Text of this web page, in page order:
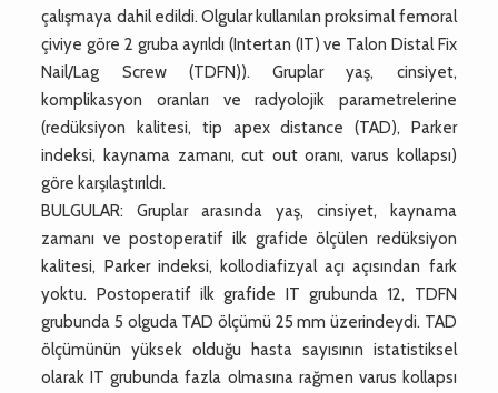
çalışmaya dahil edildi. Olgular kullanılan proksimal femoral
çiviye göre 2 gruba ayrıldı (Intertan (IT) ve Talon Distal Fix
Nail/Lag Screw (TDFN)). Gruplar yaş, cinsiyet,
komplikasyon oranları ve radyolojik parametrelerine
(redüksiyon kalitesi, tip apex distance (TAD), Parker
indeksi, kaynama zamanı, cut out oranı, varus kollapsı)
göre karşılaştırıldı.
BULGULAR: Gruplar arasında yaş, cinsiyet, kaynama
zamanı ve postoperatif ilk grafide ölçülen redüksiyon
kalitesi, Parker indeksi, kollodiafizyal açı açısından fark
yoktu. Postoperatif ilk grafide IT grubunda 12, TDFN
grubunda 5 olguda TAD ölçümü 25 mm üzerindeydi. TAD
ölçümünün yüksek olduğu hasta sayısının istatistiksel
olarak IT grubunda fazla olmasına rağmen varus kollapsı